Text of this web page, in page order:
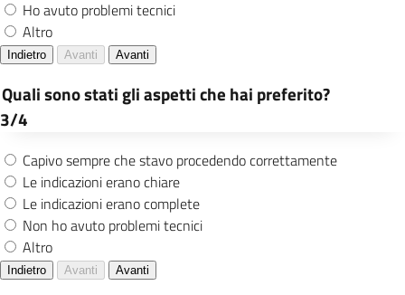
comunicazione, la presentazione delle
domande di iscrizione all’Albo Scrutatori,
Presidenti e Giudici Popolari tramite
cartacee a non oltre il 20% del totale
Estensione del periodo di iscrizione
all’albo scrutatori di seggio
Incentivare, potenziando ulteriormente
l’inserimento sul proprio fascicolo